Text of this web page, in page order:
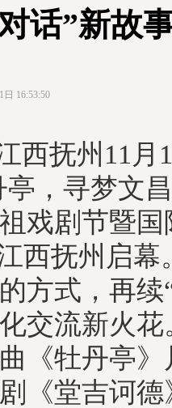
话”新故
日 16:53:50
抚州11月
，寻梦文
戏剧节暨
西抚州启
方式，再
化交流新
《牡丹亭
《堂吉诃